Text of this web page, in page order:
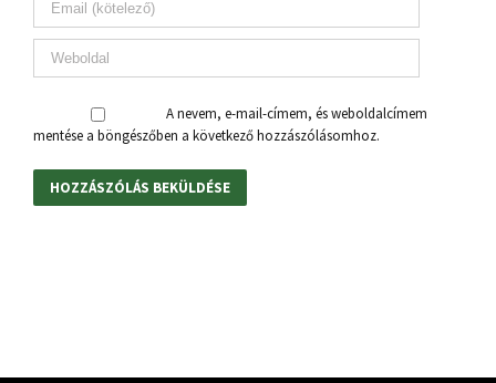
A nevem, e-mail-címem, és weboldalcímem
mentése a böngészőben a következő hozzászólásomhoz.